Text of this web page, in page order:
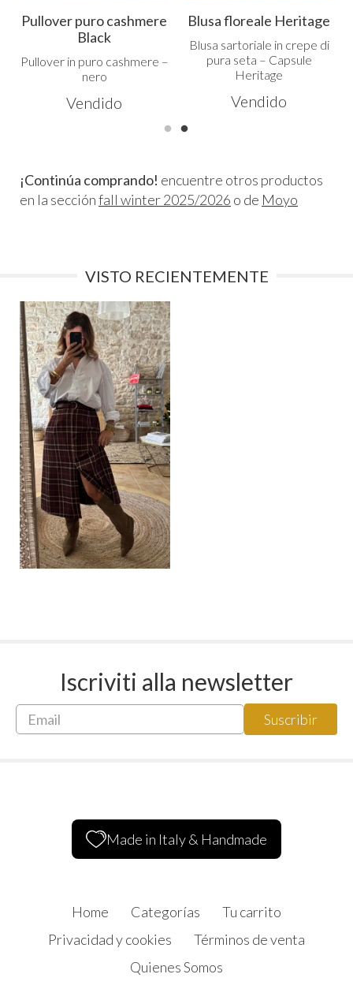
Pullover puro cashmere
Black
Pullover in puro cashmere –
nero
Vendido
Blusa floreale Heritage
Blusa sartoriale in crepe di
pura seta – Capsule
Heritage
Vendido
¡Continúa comprando! encuentre otros productos
en la secciónfall winter 2025/2026 o de Moyo
VISTO RECIENTEMENTE
Iscriviti alla newsletter
Made in Italy & Handmade
Home Categorías
Tu carrito
Privacidad y cookies
Términos de venta
Quienes Somos